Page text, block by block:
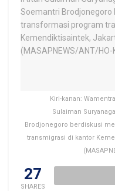
Kiri-kanan:
Sulaiman
Brodjonegoro berdiskusi
transmigrasi di kantor
27
SHARES